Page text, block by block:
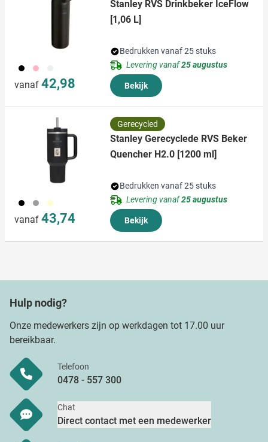
001 376
vanaf 42,98
Stanley RVS Drinkbeker IceFlow
[1,06 L]
Bedrukken vanaf 25 stuks
Levering vanaf25 augustus
Bekijk
001 003 030
vanaf 43,74
Gerecycled
Stanley Gerecyclede RVS Beker
Quencher H2.0 [1200 ml]
Bedrukken vanaf 25 stuks
Levering vanaf25 augustus
Bekijk
Hulp nodig?
Onze medewerkers zijn op werkdagen tot 17.00 uur
bereikbaar.
Telefoon
0478 - 557 300
Chat
Direct contact met een medewerker